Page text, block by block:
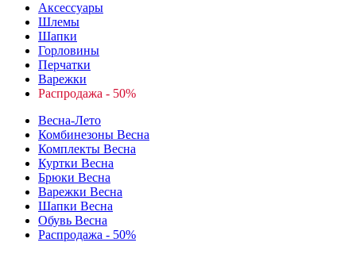
Аксессуары
Шлемы
Шапки
Горловины
Перчатки
Варежки
Распродажа - 50%
Весна-Лето
Комбинезоны Весна
Комплекты Весна
Куртки Весна
Брюки Весна
Варежки Весна
Шапки Весна
Обувь Весна
Распродажа - 50%